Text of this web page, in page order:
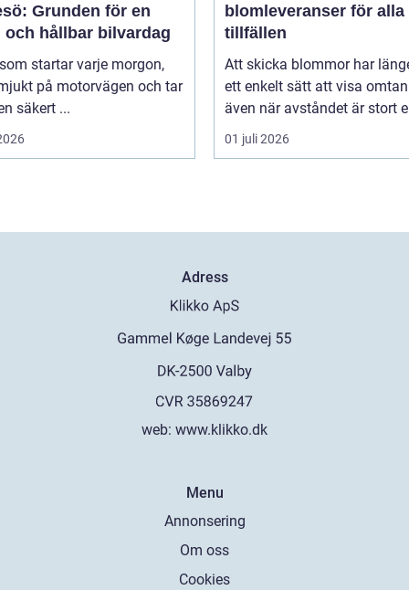
Grunden för en
och hållbar bilvardag
startar varje morgon,
på motorvägen och tar
säkert ...
blomleveranser för alla
tillfällen
Att skicka blommor har
ett enkelt sätt att visa
även när avståndet är stort
01 juli 2026
Adress
web: www.klikko.dk
Menu
Annonsering
Om oss
Cookies